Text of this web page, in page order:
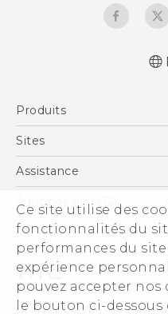
Ce site utilise des
fonctionnalités du
performances du
expérience
pouvez accepter
le bouton ci-dessous
Française -
Produits
Smartphones
Vive
Accessoires
Sites
HTC Vive
HTC Pro
Assistance
eCommerce Support
À propos de HTC
ESG
Informations sur la
Sécurité du produit
Politique de